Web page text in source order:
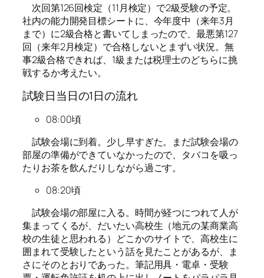
次回第126回検定（11月検定）で2級受験の予定。
社内の能力開発目標シートに、今年度中（来年3月
まで）に2級合格と書いてしまったので、最悪第127
回（来年2月検定）で合格しないとまずい状況。無
事2級合格できれば、1級または税理士のどちらに挑
戦するか考えたい。
試験日当日の1日の流れ
08:00頃
試験会場に到着。少し早すぎた。まだ試験会場の
部屋の準備ができていなかったので、タバコを吸っ
たりお茶を飲んだりしながら過ごす。
08:20頃
試験会場の部屋に入る。時間が経つにつれて人が
集まってくるが、だいたい高校生（地元の某商業高
校の生徒と思われる）どこかのサイトで、高校生に
囲まれて受験したという話を見たことがあるが、ま
さにそのとおりであった。筆記用具・電卓・受験